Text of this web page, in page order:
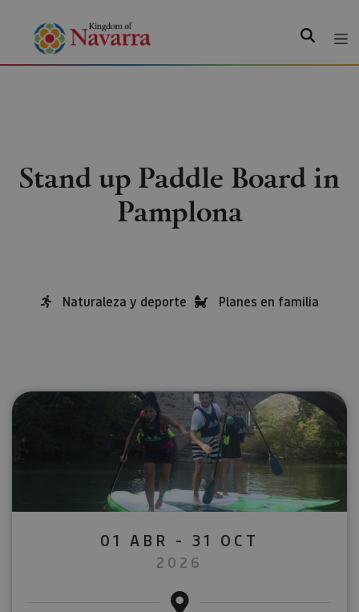
Search
Stand up Paddle Board in
Pamplona
Naturaleza y deporte Planes en familia
01 ABR - 31 OCT
2026